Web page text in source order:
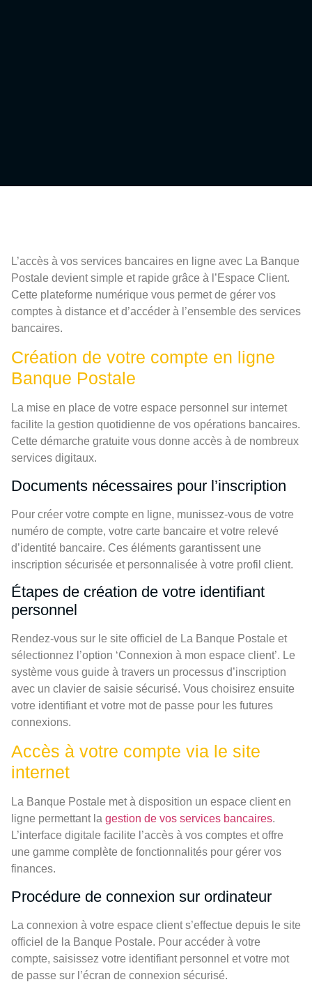
L’accès à vos services bancaires en ligne avec La Banque
Postale devient simple et rapide grâce à l’Espace Client.
Cette plateforme numérique vous permet de gérer vos
comptes à distance et d’accéder à l’ensemble des services
bancaires.
Création de votre compte en ligne
Banque Postale
La mise en place de votre espace personnel sur internet
facilite la gestion quotidienne de vos opérations bancaires.
Cette démarche gratuite vous donne accès à de nombreux
services digitaux.
Documents nécessaires pour l’inscription
Pour créer votre compte en ligne, munissez-vous de votre
numéro de compte, votre carte bancaire et votre relevé
d’identité bancaire. Ces éléments garantissent une
inscription sécurisée et personnalisée à votre profil client.
Étapes de création de votre identifiant
personnel
Rendez-vous sur le site officiel de La Banque Postale et
sélectionnez l’option ‘Connexion à mon espace client’. Le
système vous guide à travers un processus d’inscription
avec un clavier de saisie sécurisé. Vous choisirez ensuite
votre identifiant et votre mot de passe pour les futures
connexions.
Accès à votre compte via le site
internet
La Banque Postale met à disposition un espace client en
ligne permettant la gestion de vos services bancaires.
L’interface digitale facilite l’accès à vos comptes et offre
une gamme complète de fonctionnalités pour gérer vos
finances.
Procédure de connexion sur ordinateur
La connexion à votre espace client s’effectue depuis le site
officiel de la Banque Postale. Pour accéder à votre
compte, saisissez votre identifiant personnel et votre mot
de passe sur l’écran de connexion sécurisé.